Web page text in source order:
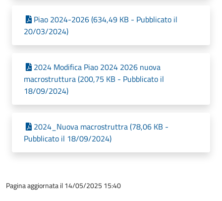
Piao 2024-2026 (634,49 KB - Pubblicato il
20/03/2024)
2024 Modifica Piao 2024 2026 nuova
macrostruttura (200,75 KB - Pubblicato il
18/09/2024)
2024_Nuova macrostruttra (78,06 KB -
Pubblicato il 18/09/2024)
Pagina aggiornata il 14/05/2025 15:40